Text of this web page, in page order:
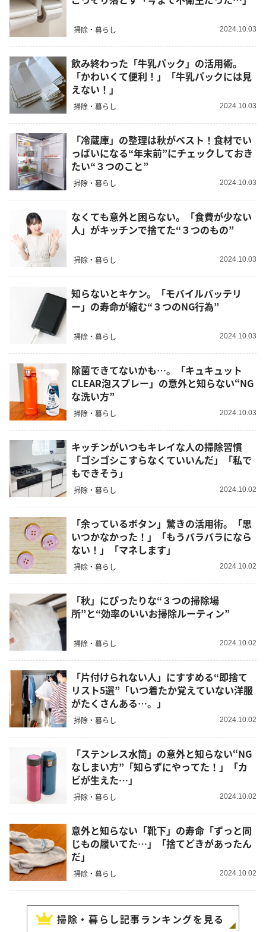
掃除・暮らし 2024.10.03
飲み終わった「牛乳パック」の活用術。
「かわいくて便利！」「牛乳パックには見
えない！」
掃除・暮らし 2024.10.03
「冷蔵庫」の整理は秋がベスト！食材でい
っぱいになる“年末前”にチェックしておき
たい“３つのこと”
掃除・暮らし 2024.10.03
なくても意外と困らない。「食費が少ない
人」がキッチンで捨てた“３つのもの”
掃除・暮らし 2024.10.03
知らないとキケン。「モバイルバッテリ
ー」の寿命が縮む“３つのNG行為”
掃除・暮らし 2024.10.03
除菌できてないかも…。「キュキュット
CLEAR泡スプレー」の意外と知らない“NG
な洗い方”
掃除・暮らし 2024.10.03
キッチンがいつもキレイな人の掃除習慣
「ゴシゴシこすらなくていいんだ」「私で
もできそう」
掃除・暮らし 2024.10.02
「余っているボタン」驚きの活用術。「思
いつかなかった！」「もうバラバラになら
ない！」「マネします」
掃除・暮らし 2024.10.02
「秋」にぴったりな“３つの掃除場
所”と“効率のいいお掃除ルーティン”
掃除・暮らし 2024.10.02
「片付けられない人」にすすめる“即捨て
リスト5選”「いつ着たか覚えていない洋服
がたくさんある…。」
掃除・暮らし 2024.10.02
「ステンレス水筒」の意外と知らない“NG
なしまい方”「知らずにやってた！」「カ
ビが生えた…」
掃除・暮らし 2024.10.02
意外と知らない「靴下」の寿命「ずっと同
じもの履いてた…」「捨てどきがあったん
だ」
掃除・暮らし 2024.10.02
掃除・暮らし記事ランキングを見る